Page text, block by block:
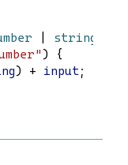
string
) {
) + input;